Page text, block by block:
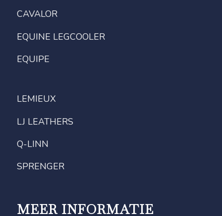
CAVALOR
EQUINE LEGCOOLER
EQUIPE
LEMIEUX
LJ LEATHERS
Q-LINN
SPRENGER
MEER INFORMATIE